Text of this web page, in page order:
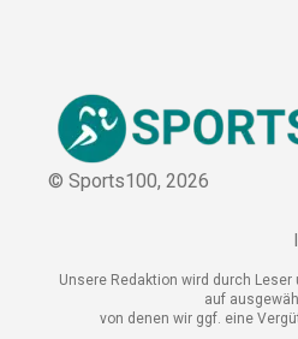
© Sports100, 2026
Unsere Redaktion wird durch
auf
von denen wir ggf. eine